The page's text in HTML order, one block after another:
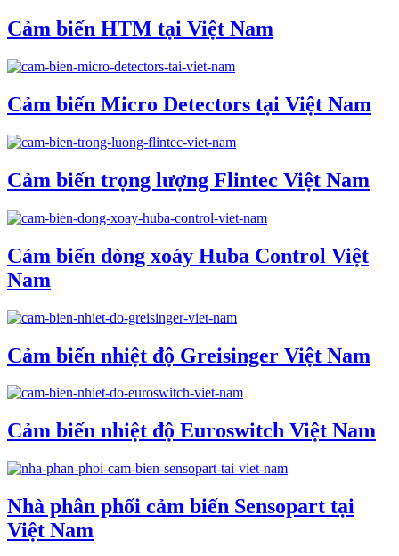
Cảm biến HTM tại Việt Nam
Cảm biến Micro Detectors tại Việt Nam
Cảm biến trọng lượng Flintec Việt Nam
Cảm biến dòng xoáy Huba Control Việt
Nam
Cảm biến nhiệt độ Greisinger Việt Nam
Cảm biến nhiệt độ Euroswitch Việt Nam
Nhà phân phối cảm biến Sensopart tại
Việt Nam